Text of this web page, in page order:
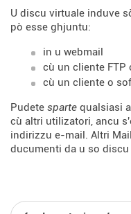
U discu virtuale induve
pò esse ghjuntu:
in u webmail
cù un cliente FTP
cù un cliente o
Pudete sparte qualsiasi
cù altri utilizatori, ancu
indirizzu e-mail. Altri
ducumenti da u so